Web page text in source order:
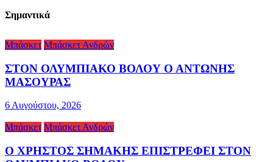
Σημαντικά
Μπάσκετ Μπάσκετ Ανδρών
ΣΤΟΝ ΟΛΥΜΠΙΑΚΟ ΒΟΛΟΥ Ο ΑΝΤΩΝΗΣ
ΜΑΣΟΥΡΑΣ
6 Αυγούστου, 2026
Μπάσκετ Μπάσκετ Ανδρών
Ο ΧΡΗΣΤΟΣ ΣΗΜΑΚΗΣ ΕΠΙΣΤΡΕΦΕΙ ΣΤΟΝ